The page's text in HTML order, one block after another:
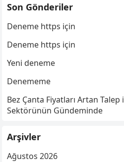
Son Gönderiler
Deneme https için
Deneme https için
Yeni deneme
Denememe
Bez Çanta Fiyatları Artan
Sektörünün Gündeminde
Arşivler
Ağustos 2026